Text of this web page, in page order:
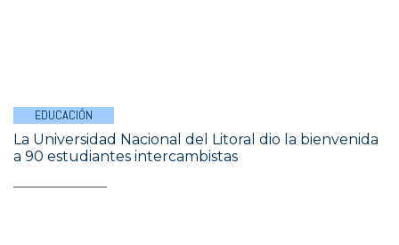
EDUCACIÓN
La Universidad Nacional del Litoral dio la bienvenida
a 90 estudiantes intercambistas